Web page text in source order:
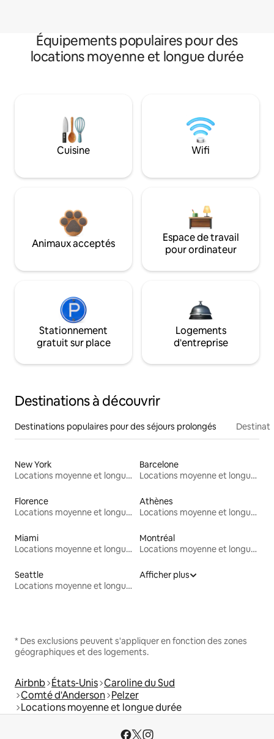
Équipements populaires pour des
locations moyenne et longue durée
Cuisine Wifi
Animaux acceptés
Espace de travail
pour ordinateur
Stationnement
gratuit sur place
Logements
d'entreprise
Destinations à découvrir
Destinations populaires pour des séjours prolongés
New York
Locations moyenne et longue durée
Barcelone
Locations moyenne et longue durée
Florence
Locations moyenne et longue durée
Athènes
Locations moyenne et longue durée
Miami
Locations moyenne et longue durée
Montréal
Locations moyenne et longue durée
Seattle
Locations moyenne et longue durée
Afficher plus
* Des exclusions peuvent s'appliquer en fonction des zones
géographiques et des logements.
Airbnb États-Unis Caroline du Sud
Comté d'Anderson Pelzer
Locations moyenne et longue durée